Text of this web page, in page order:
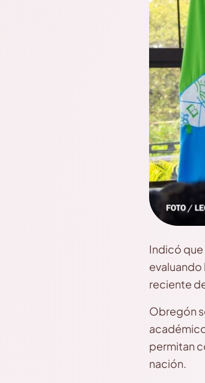
Indicó
reciente
Obregón
permitan
nación.